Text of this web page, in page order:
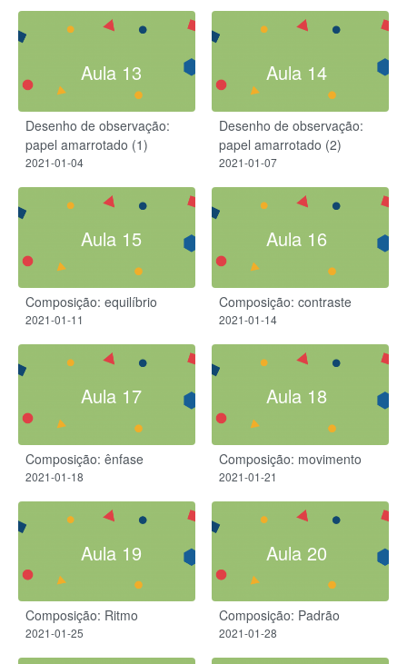
Aula 13
Desenho de observação:
papel amarrotado (1)
2021-01-04
Aula 14
Desenho de observação:
papel amarrotado (2)
2021-01-07
Aula 15
Composição: equilíbrio
2021-01-11
Aula 16
Composição: contraste
2021-01-14
Aula 17
Composição: ênfase
2021-01-18
Aula 18
Composição: movimento
2021-01-21
Aula 19
Composição: Ritmo
2021-01-25
Aula 20
Composição: Padrão
2021-01-28